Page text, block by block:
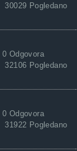
30029 Pogledano
0 Odgovora
32106 Pogledano
0 Odgovora
31922 Pogledano